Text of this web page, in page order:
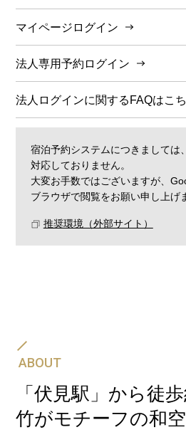
マイページログイン
法人専用予約ログイン
法人ログインに関するFAQはこ
宿泊予約システムにつきましては
対応しておりません。
大変お手数ではございますが、
ブラウザで閲覧をお願い申し上げ
推奨環境（外部サイト）
新幹線・JR＋
ABOUT
「伏見駅」から徒
竹がモチーフの和空